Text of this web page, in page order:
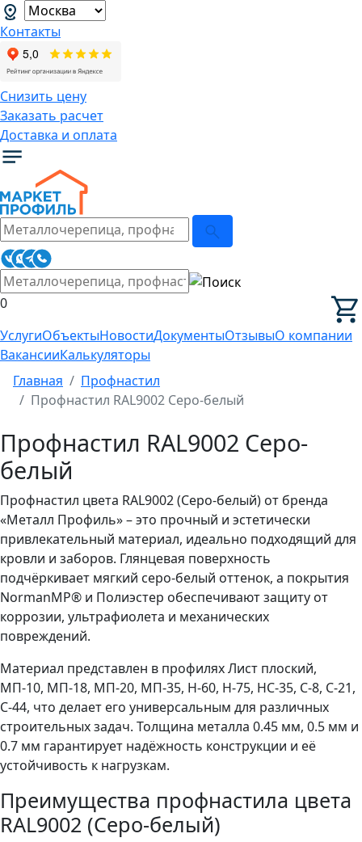
Контакты
Снизить цену
Заказать расчет
Доставка и оплата
0
УслугиОбъектыНовостиДокументыОтзывыО компании
ВакансииКалькуляторы
Главная
Профнастил
Профнастил RAL9002 Серо-белый
Профнастил RAL9002 Серо-
белый
Профнастил цвета RAL9002 (Серо-белый) от бренда
«Металл Профиль» – это прочный и эстетически
привлекательный материал, идеально подходящий для
кровли и заборов. Глянцевая поверхность
подчёркивает мягкий серо-белый оттенок, а покрытия
NormanMP® и Полиэстер обеспечивают защиту от
коррозии, ультрафиолета и механических
повреждений.
Материал представлен в профилях Лист плоский,
МП-10, МП-18, МП-20, МП-35, Н-60, Н-75, НС-35, С-8, С-21,
С-44, что делает его универсальным для различных
строительных задач. Толщина металла 0.45 мм, 0.5 мм и
0.7 мм гарантирует надёжность конструкции и её
устойчивость к нагрузкам.
Преимущества профнастила цвета
RAL9002 (Серо-белый)